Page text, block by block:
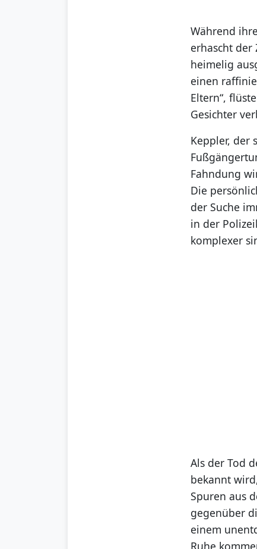
Während
erhascht der
heimelig
einen
Eltern“,
Gesichter
Keppler, der
Fahndung
Die
der Suche
in der
komplexer
Als der Tod
bekannt
Spuren aus
gegenüber
einem